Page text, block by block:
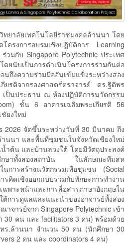
ยาลัยเทคโนโลยีราชมงคลล้านนา โดย
ครงการอบรมเชิงปฏิบัติการ Learning
วมกับ Singapore Polytechnic ประเทศ
ดยนับเป็นการดำเนินโครงการร่วมกันต่อ
งความร่วมมืออันเข้มแข็งระหว่างสอง
ยรติจากรองศาสตร์ตราจารย์ ดร.ฐิติพร
ป็นประธาน ณ ห้องปฏิบัติการนวัตกรรม
ชั้น 6 อาคารเฉลิมพระเกียรติ 56
ยงใหม่
2026 จัดขึ้นระหว่างวันที่ 30 มีนาคม ถึง
นนา และพื้นที่ชุมชนในจังหวัดเชียงใหม่
ต้น และบ้านลวงใต้ โดยมีวัตถุประสงค์
ศึกษาทั้งสองสถาบัน ในลักษณะทีมสห
นการสร้างนวัตกรรมเพื่อชุมชน (Social
คิดเชิงออกแบบร่วมกับทักษะการทำงาน
าะหน้าและการสื่อสารภาษาอังกฤษใน
รดูแลและแนะนำของอาจารย์ทั้งสอง
จารย์จาก Singapore Polytechnic เข้า
คน และ facilitators 3 คน) พร้อมด้วย
ร.ล้านนา จำนวน 50 คน (นักศึกษา 30
2 คน และ coordinators 4 คน)